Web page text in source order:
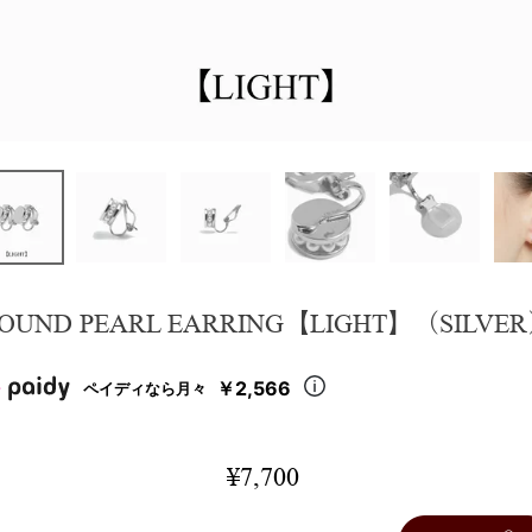
PEARL EARRING【LIGHT】（
ペイディなら月々 ￥2,566
¥7,700